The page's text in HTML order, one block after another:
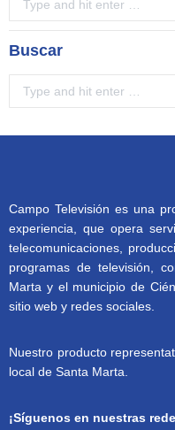
Buscar
Campo Televisión es una
experiencia, que opera
telecomunicaciones,
programas de televisión,
Marta y el municipio de
sitio web y redes sociales.
Nuestro producto
local de Santa Marta.
¡Síguenos en nuestras